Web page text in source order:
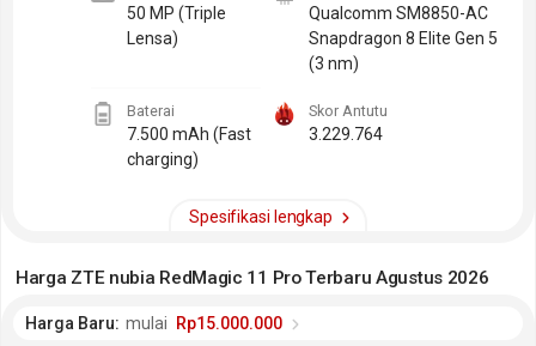
50 MP (Triple
Lensa)
Qualcomm SM8850-AC
Snapdragon 8 Elite Gen 5
(3 nm)
Baterai
7.500 mAh (Fast
charging)
Skor Antutu
3.229.764
Spesifikasi lengkap
Harga ZTE nubia RedMagic 11 Pro Terbaru Agustus 2026
Harga Baru: mulai Rp15.000.000